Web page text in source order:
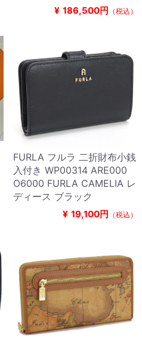
¥ 186,500円 （税込）
FURLA フルラ 二折財布小銭
入付き WP00314 ARE000
O6000 FURLA CAMELIA レ
ディース ブラック
¥ 19,100円 （税込）